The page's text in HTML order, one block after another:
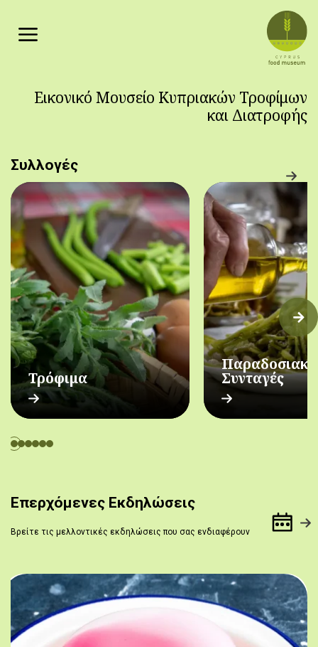
Εικονικό Μουσείο Κυπριακών Τροφίμων
και Διατροφής
Συλλογές
Τρόφιμα Συνταγές
Επερχόμενες Εκδηλώσεις
Βρείτε τις μελλοντικές εκδηλώσεις που σας ενδιαφέρουν